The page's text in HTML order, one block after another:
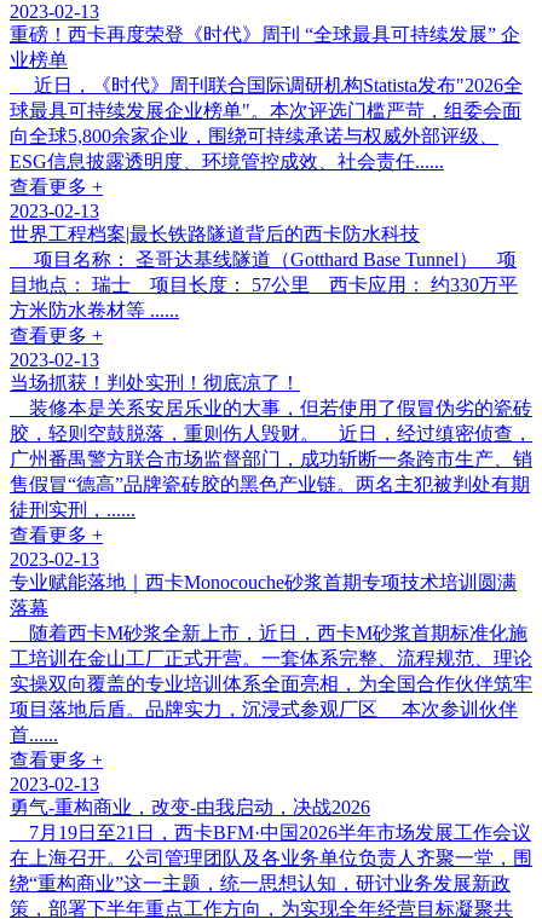
2023-02-13
重磅！西卡再度荣登《时代》周刊 “全球最具可持续发展” 企
业榜单
近日，《时代》周刊联合国际调研机构Statista发布"2026全
球最具可持续发展企业榜单"。本次评选门槛严苛，组委会面
向全球5,800余家企业，围绕可持续承诺与权威外部评级、
ESG信息披露透明度、环境管控成效、社会责任......
查看更多 +
2023-02-13
世界工程档案|最长铁路隧道背后的西卡防水科技
项目名称： 圣哥达基线隧道（Gotthard Base Tunnel） 项
目地点： 瑞士 项目长度： 57公里 西卡应用： 约330万平
方米防水卷材等 ......
查看更多 +
2023-02-13
当场抓获！判处实刑！彻底凉了！
装修本是关系安居乐业的大事，但若使用了假冒伪劣的瓷砖
胶，轻则空鼓脱落，重则伤人毁财。 近日，经过缜密侦查，
广州番禺警方联合市场监督部门，成功斩断一条跨市生产、销
售假冒“德高”品牌瓷砖胶的黑色产业链。两名主犯被判处有期
徒刑实刑，......
查看更多 +
2023-02-13
专业赋能落地｜西卡Monocouche砂浆首期专项技术培训圆满
落幕
随着西卡M砂浆全新上市，近日，西卡M砂浆首期标准化施
工培训在金山工厂正式开营。一套体系完整、流程规范、理论
实操双向覆盖的专业培训体系全面亮相，为全国合作伙伴筑牢
项目落地后盾。品牌实力，沉浸式参观厂区 本次参训伙伴
首......
查看更多 +
2023-02-13
勇气-重构商业，改变-由我启动，决战2026
7月19日至21日，西卡BFM·中国2026半年市场发展工作会议
在上海召开。公司管理团队及各业务单位负责人齐聚一堂，围
绕“重构商业”这一主题，统一思想认知，研讨业务发展新政
策，部署下半年重点工作方向，为实现全年经营目标凝聚共